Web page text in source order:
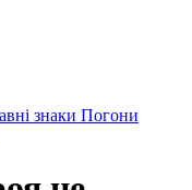
знаки Погони